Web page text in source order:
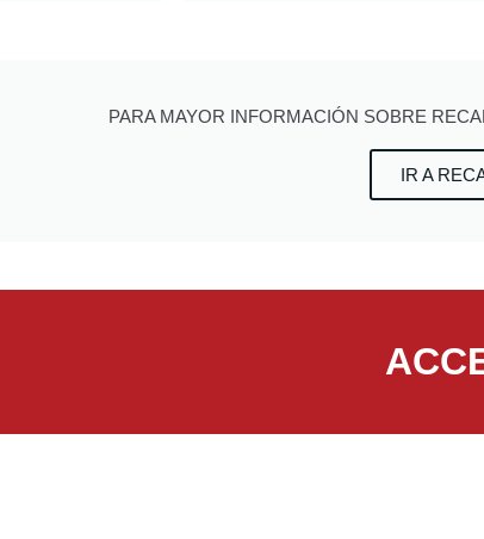
PARA MAYOR INFORMACIÓN SOBRE
IR A